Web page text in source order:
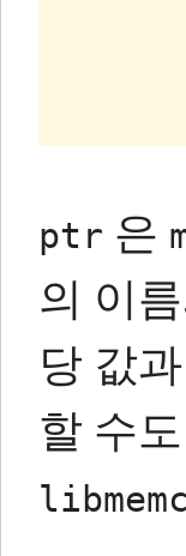
ptr 은
의 이
당 값
할 수